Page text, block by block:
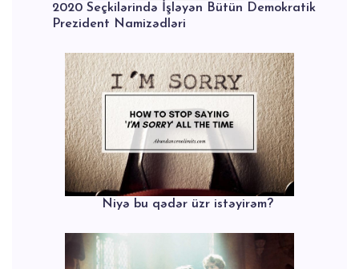
2020 Seçkilərində İşləyən Bütün Demokratik
Prezident Namizədləri
Niyə bu qədər üzr istəyirəm?